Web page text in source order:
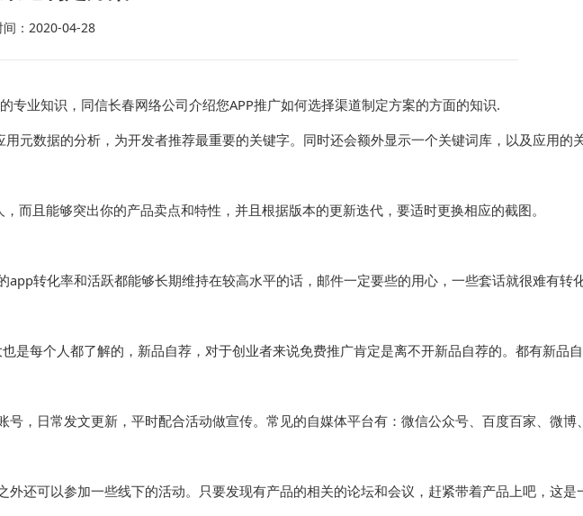
间：2020-04-28
业知识，同信长春网络公司介绍您APP推广如何选择渠道制定方案的方面的知识.
数据的分析，为开发者推荐最重要的关键字。同时还会额外显示一个关键词库，以及应用
且能够突出你的产品卖点和特性，并且根据版本的更新迭代，要适时更换相应的截图。
转化率和活跃都能够长期维持在较高水平的话，邮件一定要些的用心，一些套话就很难有转
每个人都了解的，新品自荐，对于创业者来说免费推广肯定是离不开新品自荐的。都有新
，日常发文更新，平时配合活动做宣传。常见的自媒体平台有：微信公众号、百度百家、微博
还可以参加一些线下的活动。只要发现有产品的相关的论坛和会议，赶紧带着产品上吧，这